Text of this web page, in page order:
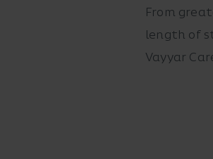
From
length of
Vayyar